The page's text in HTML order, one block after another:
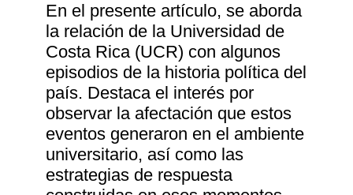
En el presente artículo, se aborda
la relación de la Universidad de
Costa Rica (UCR) con algunos
episodios de la historia política del
país. Destaca el interés por
observar la afectación que estos
eventos generaron en el ambiente
universitario, así como las
estrategias de respuesta